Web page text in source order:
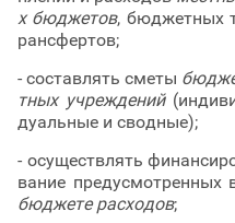
х бюджетов, бюджетных
рансфертов;
- составлять сметы
тных учреждений
дуальные и сводные);
- осуществлять
вание предусмотренных
бюджете расходов;